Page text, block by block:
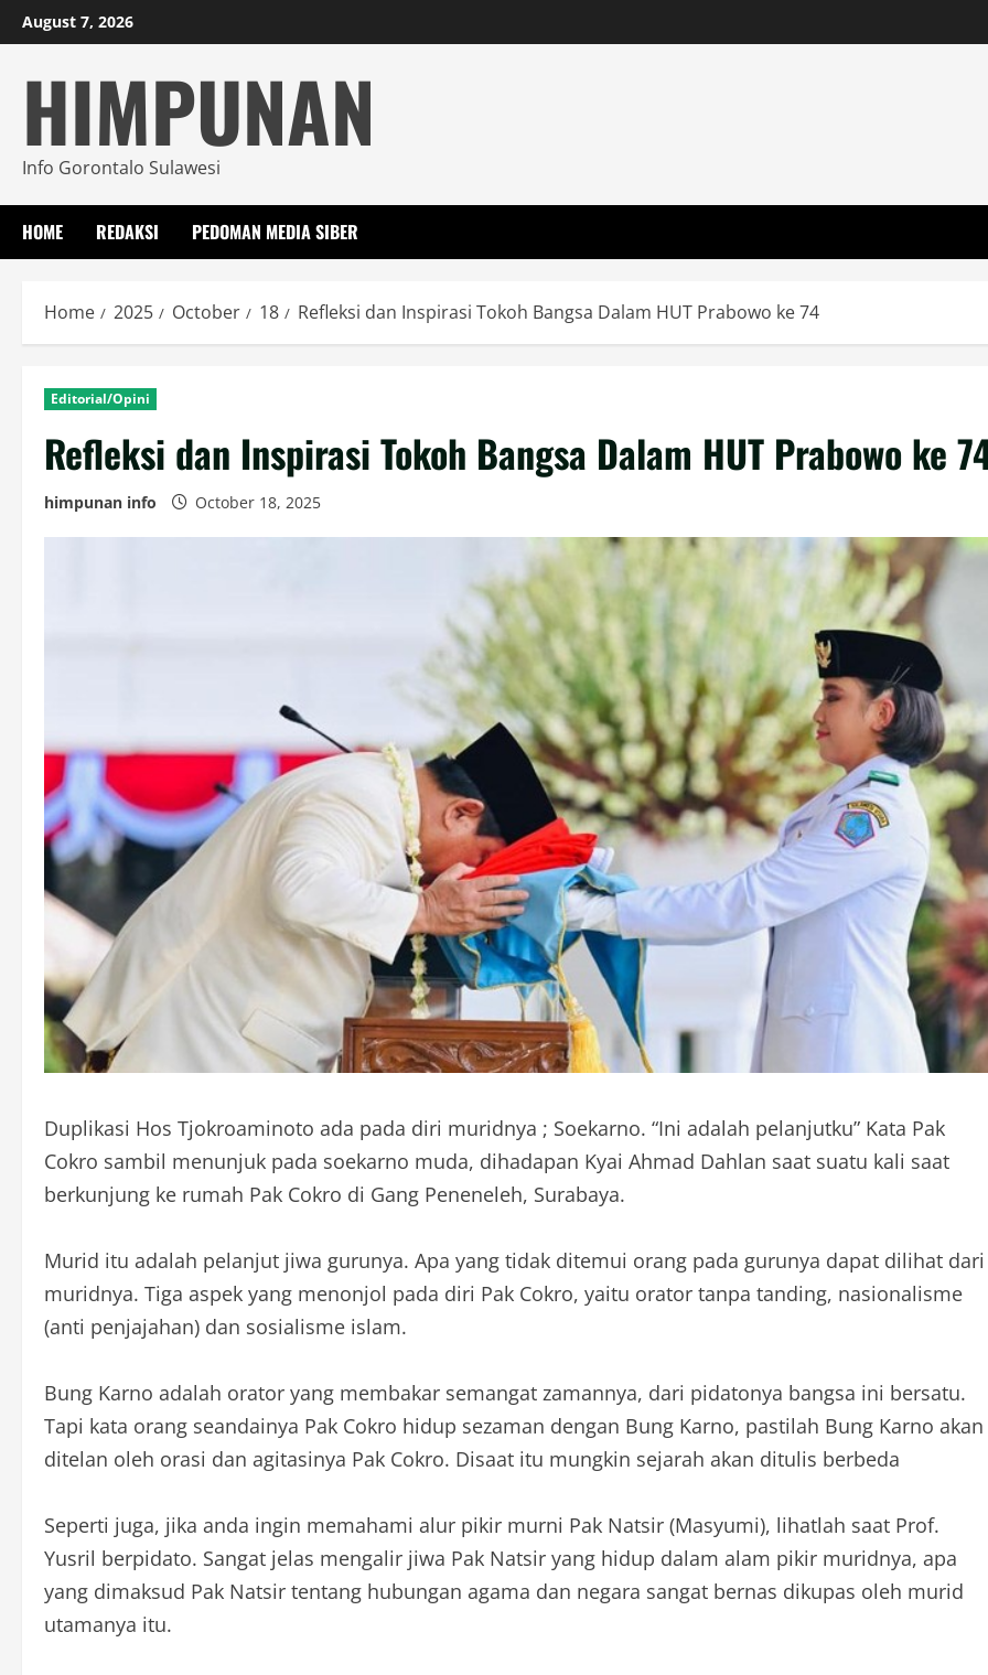
Skip
to
August 7, 2026
HIMPUNAN
Info Gorontalo Sulawesi
HOME REDAKSI PEDOMAN MEDIA SIBER
Home 2025 October 18 Refleksi dan Inspirasi Tokoh Bangsa Dalam HUT Prabowo ke 74
Editorial/Opini
Refleksi dan Inspirasi Tokoh Bangsa Dalam HUT Prabowo ke
himpunan info October 18, 2025
Duplikasi Hos Tjokroaminoto ada pada diri muridnya ; Soekarno. “Ini adalah pelanjutku” Kata Pak
Cokro sambil menunjuk pada soekarno muda, dihadapan Kyai Ahmad Dahlan saat suatu kali saat
berkunjung ke rumah Pak Cokro di Gang Peneneleh, Surabaya.
Murid itu adalah pelanjut jiwa gurunya. Apa yang tidak ditemui orang pada gurunya dapat dilihat dari
muridnya. Tiga aspek yang menonjol pada diri Pak Cokro, yaitu orator tanpa tanding, nasionalisme
(anti penjajahan) dan sosialisme islam.
Bung Karno adalah orator yang membakar semangat zamannya, dari pidatonya bangsa ini bersatu.
Tapi kata orang seandainya Pak Cokro hidup sezaman dengan Bung Karno, pastilah Bung Karno akan
ditelan oleh orasi dan agitasinya Pak Cokro. Disaat itu mungkin sejarah akan ditulis berbeda
Seperti juga, jika anda ingin memahami alur pikir murni Pak Natsir (Masyumi), lihatlah saat Prof.
Yusril berpidato. Sangat jelas mengalir jiwa Pak Natsir yang hidup dalam alam pikir muridnya, apa
yang dimaksud Pak Natsir tentang hubungan agama dan negara sangat bernas dikupas oleh murid
utamanya itu.